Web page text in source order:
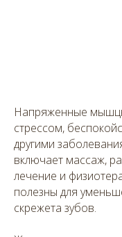
Напряженные
стрессом,
другими
включает массаж,
лечение и
полезны для
скрежета зубов.